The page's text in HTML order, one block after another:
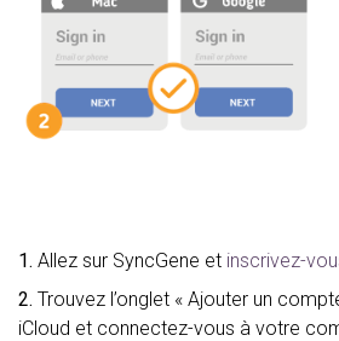
1. Allez sur SyncGene et inscrivez-
2. Trouvez l’onglet « Ajouter un
iCloud et connectez-vous à votre